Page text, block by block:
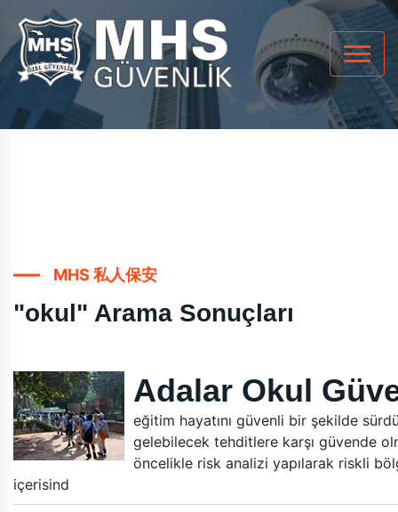
MHS 私人保安
"okul" Arama Sonuçları
Adalar Okul
eğitim hayatını güvenli bir şekilde
gelebilecek tehditlere karşı güvende
öncelikle risk analizi yapılarak riskli
içerisind